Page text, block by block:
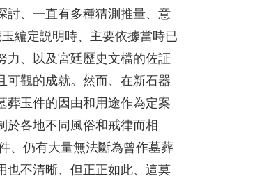
討、一直有多種猜測推量、意
編定説明時、主要依據當時已
力、以及宮廷歷史文檔的佐証
可觀的成就。然而、在新石器
葬玉件的因由和用途作為定案
於各地不同風俗和戒律而相
、仍有大量無法斷為曾作墓葬
也不清晰、但正正如此、這莫